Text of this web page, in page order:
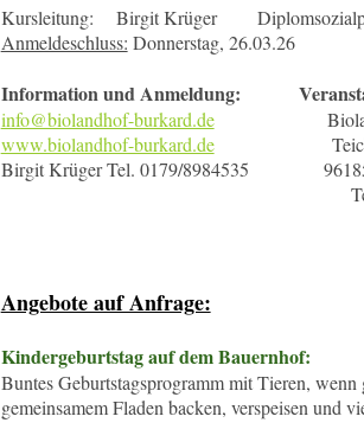
Kursleitung: Birgit Krüger
Anmeldeschluss: Donnerstag, 26.03.26
Information und Anmeldung:
info@biolandhof-burkard.de
www.biolandhof-burkard.de
Birgit Krüger Tel. 0179/8984535 96185
Angebote auf Anfrage:
Kindergeburtstag auf dem Bauernhof:
Buntes Geburtstagsprogramm mit Tieren, wenn
gemeinsamem Fladen backen, verspeisen und